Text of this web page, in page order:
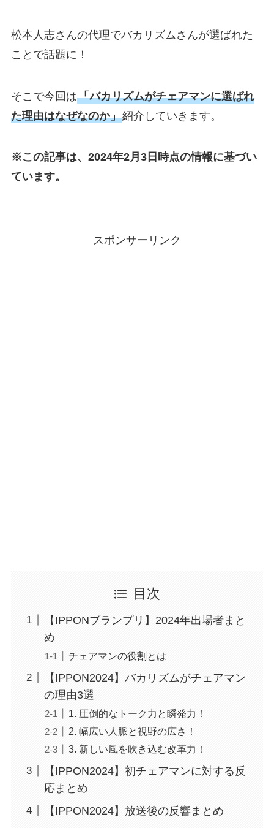
松本人志さんの代理でバカリズムさんが選ばれた
ことで話題に！
そこで今回は「バカリズムがチェアマンに選ばれ
た理由はなぜなのか」紹介していきます。
※この記事は、2024年2月3日時点の情報に基づい
ています。
スポンサーリンク
目次
【IPPONブランプリ】2024年出場者まと
め
チェアマンの役割とは
【IPPON2024】バカリズムがチェアマン
の理由3選
1. 圧倒的なトーク力と瞬発力！
2. 幅広い人脈と視野の広さ！
3. 新しい風を吹き込む改革力！
【IPPON2024】初チェアマンに対する反
応まとめ
【IPPON2024】放送後の反響まとめ